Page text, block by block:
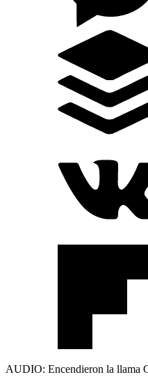
AUDIO: Encendieron la llama